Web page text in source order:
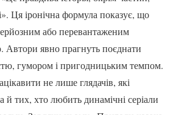
Ця іронічна формула показує, що
або перевантаженим
Автори явно прагнуть поєднати
гумором і пригодницьким темпом.
не лише глядачів, які
й тих, хто любить динамічні серіали